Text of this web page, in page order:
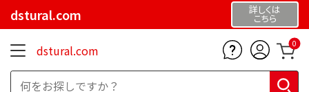
dstural.com 詳しくは
こちら
dstural.com 0